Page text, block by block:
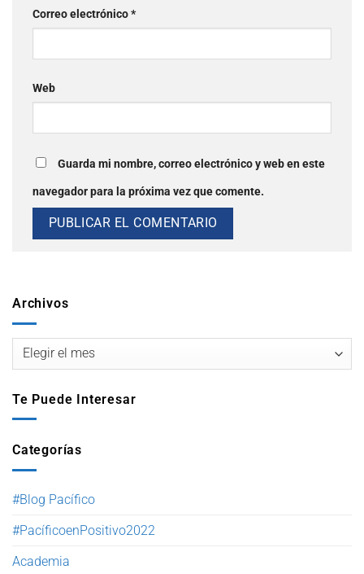
Archivos
Te Puede Interesar
Categorías
#Blog Pacífico
#PacíficoenPositivo2022
Academia
Correo electrónico*
Web
Guarda mi nombre, correo electrónico y web en este
navegador para la próxima vez que comente.